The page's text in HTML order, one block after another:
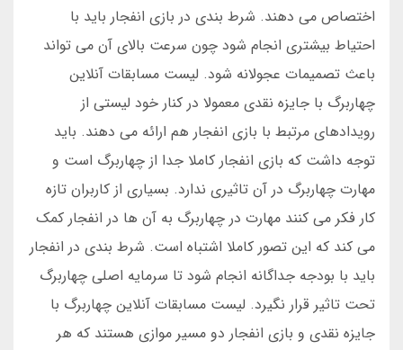
اختصاص می دهند. شرط بندی در بازی انفجار باید با
احتیاط بیشتری انجام شود چون سرعت بالای آن می تواند
باعث تصمیمات عجولانه شود. لیست مسابقات آنلاین
چهاربرگ با جایزه نقدی معمولا در کنار خود لیستی از
رویدادهای مرتبط با بازی انفجار هم ارائه می دهند. باید
توجه داشت که بازی انفجار کاملا جدا از چهاربرگ است و
مهارت چهاربرگ در آن تاثیری ندارد. بسیاری از کاربران تازه
کار فکر می کنند مهارت در چهاربرگ به آن ها در انفجار کمک
می کند که این تصور کاملا اشتباه است. شرط بندی در انفجار
باید با بودجه جداگانه انجام شود تا سرمایه اصلی چهاربرگ
تحت تاثیر قرار نگیرد. لیست مسابقات آنلاین چهاربرگ با
جایزه نقدی و بازی انفجار دو مسیر موازی هستند که هر